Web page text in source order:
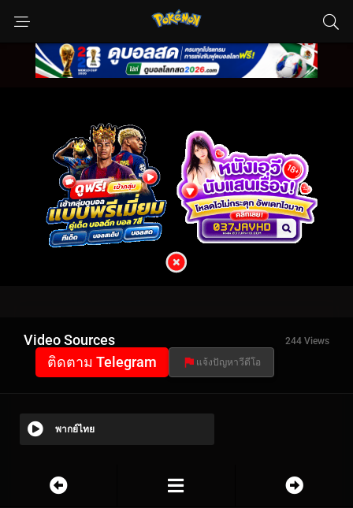
Video Sources 244 Views
ติดตาม Telegram แจ้งปัญหาวีดีโอ
พากย์ไทย